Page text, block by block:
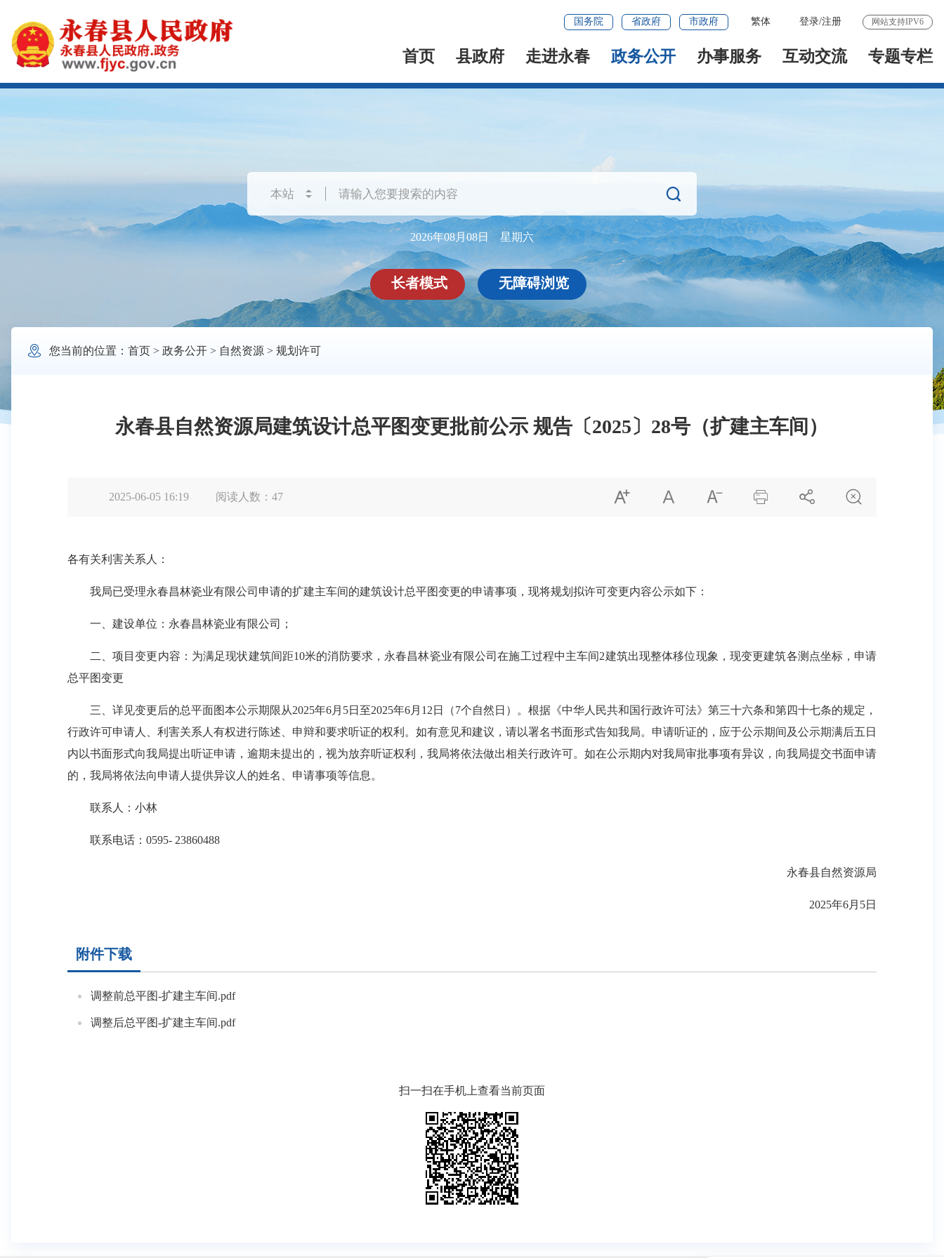
国务院 省政府 市政府 繁体 登录/注册 网站支持IPV6
首页 县政府 走进永春 政务公开 办事服务 互动交流 专题专栏

2026年08月08日 星期六
长者模式 无障碍浏览
 您当前的位置： 首页> 政务公开> 自然资源> 规划许可
永春县自然资源局建筑设计总平图变更批前公示 规告〔2025〕28号（扩建主车间）
2025-06-05 16:19 阅读人数： 47      
各有关利害关系人：
我局已受理永春昌林瓷业有限公司申请的扩建主车间的建筑设计总平图变更的申请事项，现将规划拟许可变更内容公示如下：
一、建设单位：永春昌林瓷业有限公司；
二、项目变更内容：为满足现状建筑间距10米的消防要求，永春昌林瓷业有限公司在施工过程中主车间2建筑出现整体移位现象，现变更建筑各测点坐标，申请
总平图变更
三、详见变更后的总平面图本公示期限从2025年6月5日至2025年6月12日（7个自然日）。根据《中华人民共和国行政许可法》第三十六条和第四十七条的规定，
行政许可申请人、利害关系人有权进行陈述、申辩和要求听证的权利。如有意见和建议，请以署名书面形式告知我局。申请听证的，应于公示期间及公示期满后五日
内以书面形式向我局提出听证申请，逾期未提出的，视为放弃听证权利，我局将依法做出相关行政许可。如在公示期内对我局审批事项有异议，向我局提交书面申请
的，我局将依法向申请人提供异议人的姓名、申请事项等信息。
联系人：小林
联系电话：0595- 23860488
永春县自然资源局
2025年6月5日
附件下载
调整前总平图-扩建主车间.pdf
调整后总平图-扩建主车间.pdf
扫一扫在手机上查看当前页面